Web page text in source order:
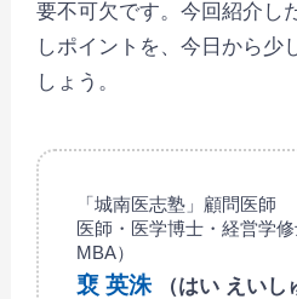
要不可欠です。今回紹介し
しポイントを、今日から少
しょう。
「城南医志塾」顧問医師
医師・医学博士・経営学
MBA）
裵 英洙（はい えいし